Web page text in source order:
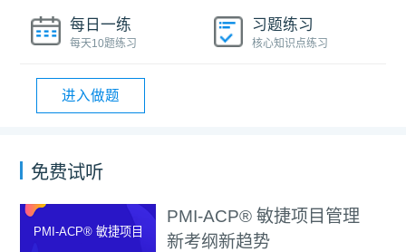
每日一练
每天10题练习
习题练习
核心知识点练习
进入做题
免费试听
PMI-ACP® 敏捷项目
PMI-ACP® 敏捷项目管理
新考纲新趋势